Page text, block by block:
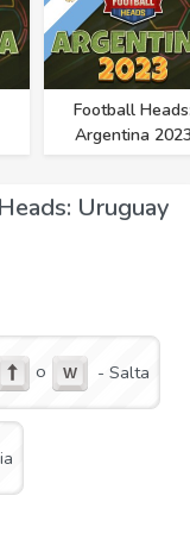
Football
Argentina
Uruguay
o - Salta